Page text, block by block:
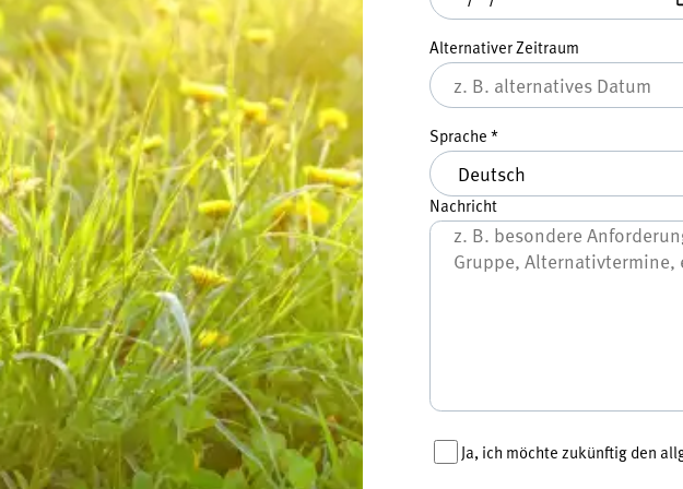
Alternativer Zeitraum
Sprache *
Nachricht
Ja, ich möchte zukünftig den